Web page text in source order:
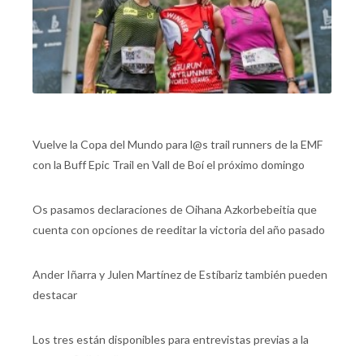
Vuelve la Copa del Mundo para l@s trail runners de la EMF
con la Buff Epic Trail en Vall de Boí el próximo domingo
Os pasamos declaraciones de Oihana Azkorbebeitia que
cuenta con opciones de reeditar la victoria del año pasado
Ander Iñarra y Julen Martínez de Estíbariz también pueden
destacar
Los tres están disponibles para entrevistas previas a la